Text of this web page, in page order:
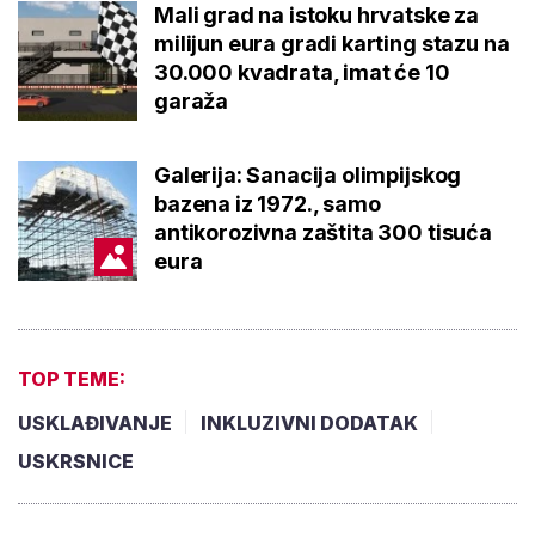
Mali grad na istoku hrvatske za
milijun eura gradi karting stazu na
30.000 kvadrata, imat će 10
garaža
Galerija: Sanacija olimpijskog
bazena iz 1972., samo
antikorozivna zaštita 300 tisuća
eura
TOP TEME:
USKLAĐIVANJE
INKLUZIVNI DODATAK
USKRSNICE